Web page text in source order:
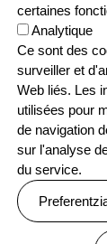
Menu Pied
Contact
Politique
© SEASKA |
certaines
Analytique
Ce sont des
surveiller et
Web liés. Les
utilisées pour
de navigation
sur l'analyse
du service.